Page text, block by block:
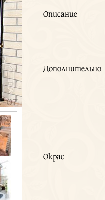
Описание
Дополнительно
Окрас